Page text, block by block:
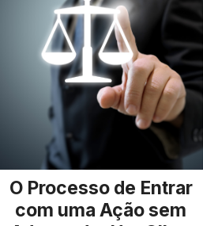
O Processo de Entrar
com uma Ação sem